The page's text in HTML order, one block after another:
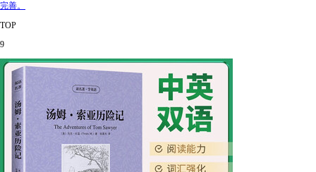
完善。
TOP
9